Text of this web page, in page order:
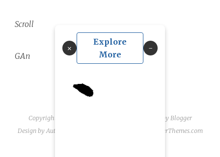
×
Explore
More
Scroll
GAn
Copyright © | Powered by Blogger
Design byAutomattic NewBloggerThemes.com